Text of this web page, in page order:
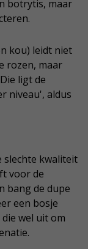
botrytis, maar
kou) leidt niet
rozen, maar
ligt de
niveau', aldus
slechte kwaliteit
voor de
bang de dupe
een bosje
wel uit om